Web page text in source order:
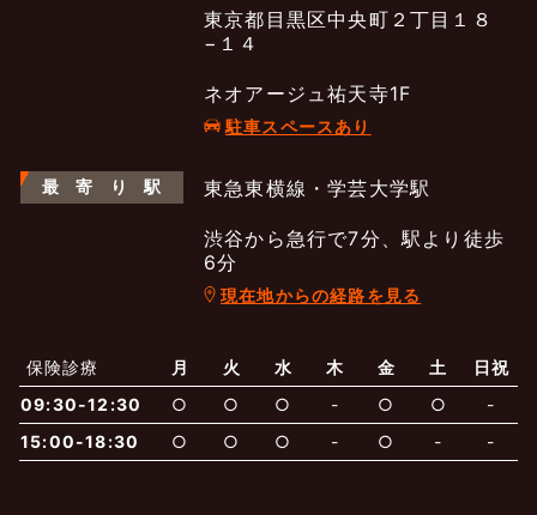
当院からのお知らせ
はじめての方へ
保険での診療
よくあるご質問
一般診療 美容診療
東京都目黒区中央町２丁目１８
−１４
ネオアージュ祐天寺1F
駐車スペースあり
最 寄 り 駅 東急東横線・学芸大学駅
渋谷から急行で7分、駅より徒歩
6分
現在地からの経路を見る
保険診療 月 火 水 木 金 土
日祝
09:30-12:30
○ ○ ○ - ○ ○
-
15:00-18:30
○ ○ ○ - ○ - -